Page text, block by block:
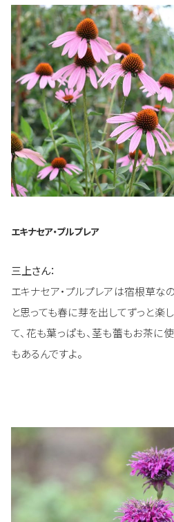
エキナセア・プルプレア
三上さん：
エキナセア・プルプレアは宿根草な
と思っても春に芽を出してずっと楽
て、花も葉っぱも、茎も蕾もお茶に
もあるんですよ。